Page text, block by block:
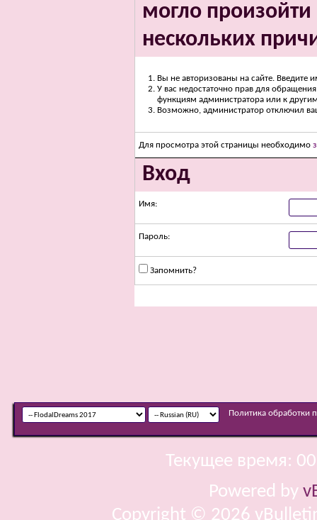
могло
нескольких
Вы не авторизованы на сайте. Введите
У вас недостаточно прав для
функциям администратора или к
Возможно, администратор отключил
Для просмотра этой страницы необходимо
Вход
Имя:
Пароль:
Запомнить?
Политика обработки
Текущее время:
Powered by
Copyright © 2026